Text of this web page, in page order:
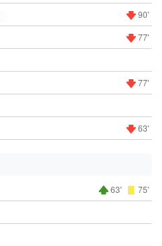
90'
77'
77'
63'
63' 75'